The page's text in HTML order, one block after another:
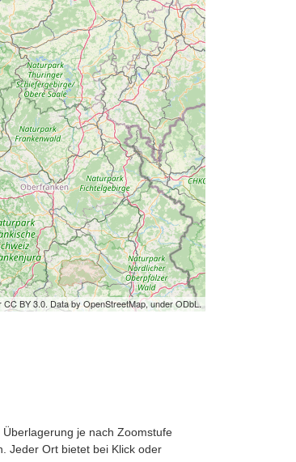
BY 3.0. Data by OpenStreetMap, under ODbL.
je nach Zoomstufe
Jeder Ort bietet bei Klick oder